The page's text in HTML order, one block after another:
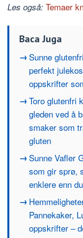
Les også: Temaer
Baca Juga
Sunne
perfekt
oppskrifter
Toro glutenfri
gleden ved å
smaker som
gluten
Sunne Vafler
som gir sprø,
enklere enn
Pannekaker,
oppskrifter –